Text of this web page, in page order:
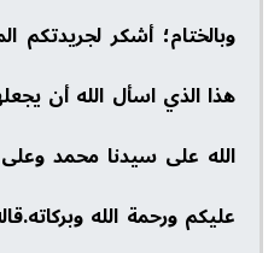
وبالختام؛ أشكر لجريدتكم
هذا الذي اسأل الله أن
الله على سيدنا محمد
عليكم ورحمة الله